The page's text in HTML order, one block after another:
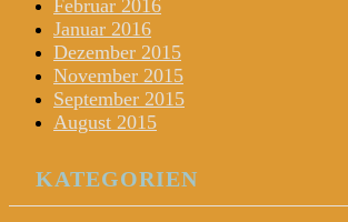
Februar 2016
Januar 2016
Dezember 2015
November 2015
September 2015
August 2015
KATEGORIEN